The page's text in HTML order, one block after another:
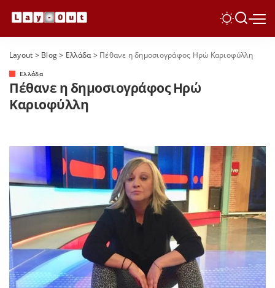
Layout > Blog> Ελλάδα> Πέθανε η δημοσιογράφος Ηρώ Καριοφύλλη
Ελλάδα
Πέθανε η δημοσιογράφος Ηρώ
Καριοφύλλη